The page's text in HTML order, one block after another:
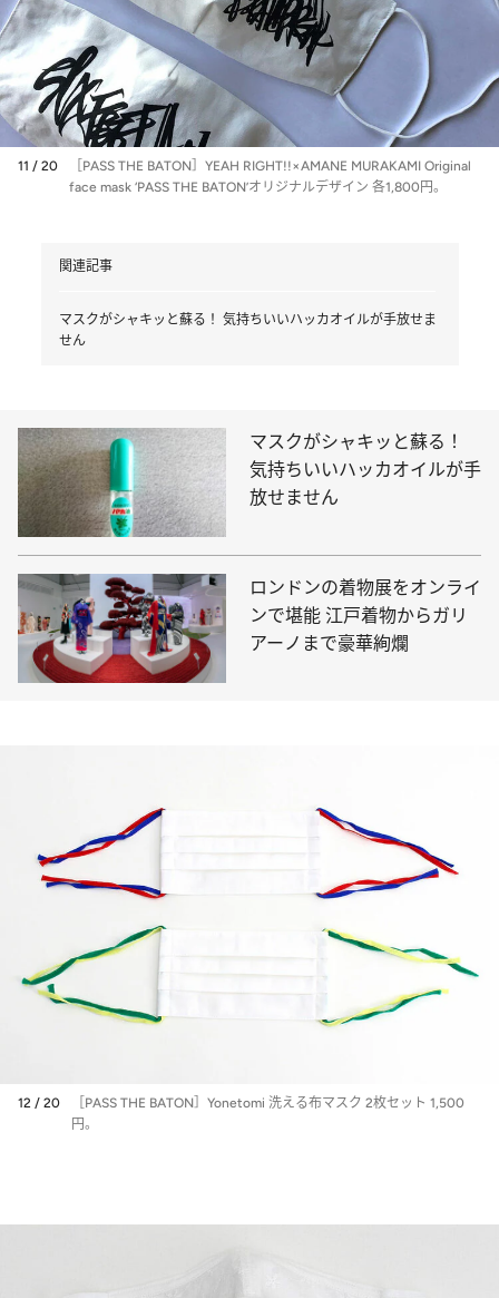
11 / 20
［PASS THE BATON］YEAH RIGHT!!×AMANE MURAKAMI Original
face mask ‘PASS THE BATON’オリジナルデザイン 各1,800円。
関連記事
マスクがシャキッと蘇る！ 気持ちいいハッカオイルが手放せま
せん
マスクがシャキッと蘇る！
気持ちいいハッカオイルが手
放せません
ロンドンの着物展をオンライ
ンで堪能 江戸着物からガリ
アーノまで豪華絢爛
12 / 20
［PASS THE BATON］Yonetomi 洗える布マスク 2枚セット 1,500
円。